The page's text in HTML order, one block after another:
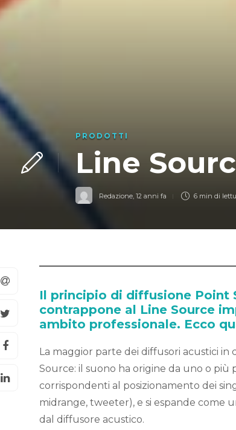
PRODOTTI
Line
Redazione, 12 anni fa 6 min di
Il principio di diffusione Point
contrappone al Line Source
ambito professionale. Ecco
La maggior parte dei diffusori acustici
Source: il suono ha origine da uno o più
corrispondenti al posizionamento dei
midrange, tweeter), e si espande come
dal diffusore acustico.